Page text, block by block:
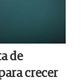
de
crecer